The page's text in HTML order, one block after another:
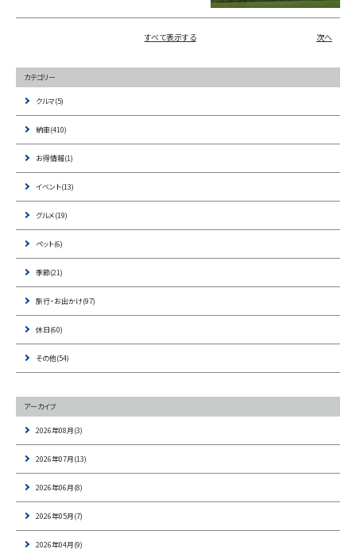
すべて表示する 次へ
カテゴリー
クルマ(5)
納車(410)
お得情報(1)
イベント(13)
グルメ(19)
ペット(6)
季節(21)
旅行・お出かけ(97)
休日(60)
その他(54)
アーカイブ
2026年08月(3)
2026年07月(13)
2026年06月(8)
2026年05月(7)
2026年04月(9)